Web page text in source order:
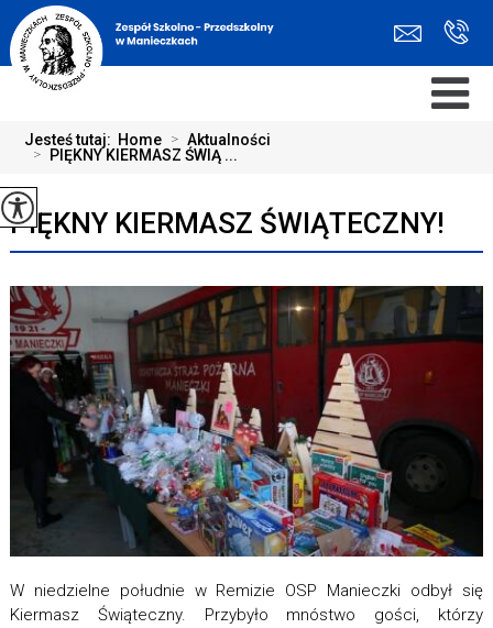
Jesteś tutaj: Home > Aktualności
> PIĘKNY KIERMASZ ŚWIĄ ...
PIĘKNY KIERMASZ ŚWIĄTECZNY!
W niedzielne południe w Remizie OSP Manieczki odbył się
Kiermasz Świąteczny. Przybyło mnóstwo gości, którzy